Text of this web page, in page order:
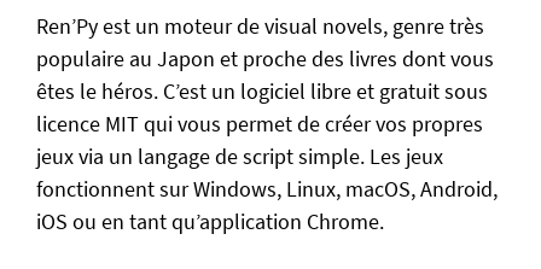
Articles généraux
Questions fréquentes
Aide-mémoire
Sites et communautés
Scripts d'exemple
Ren’Py est un moteur de visual novels, genre très
populaire au Japon et proche des livres dont vous
êtes le héros. C’est un logiciel libre et gratuit sous
licence MIT qui vous permet de créer vos propres
jeux via un langage de script simple. Les jeux
fonctionnent sur Windows, Linux, macOS, Android,
iOS ou en tant qu’application Chrome.